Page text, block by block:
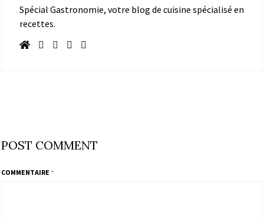
Spécial Gastronomie, votre blog de cuisine spécialisé en
recettes.
POST COMMENT
COMMENTAIRE *